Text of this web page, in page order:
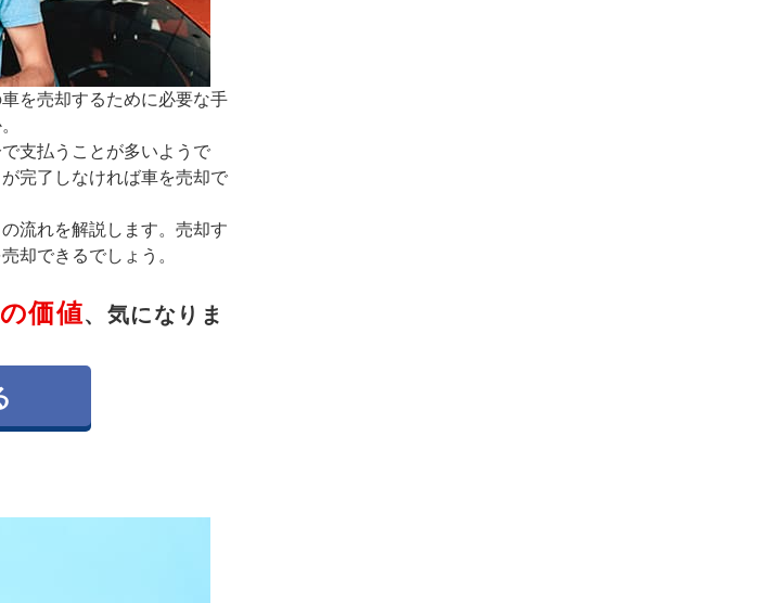
を売却するために必要な手
支払うことが多いようで
完了しなければ車を売却で
流れを解説します。売却す
却できるでしょう。
価値、気になりま